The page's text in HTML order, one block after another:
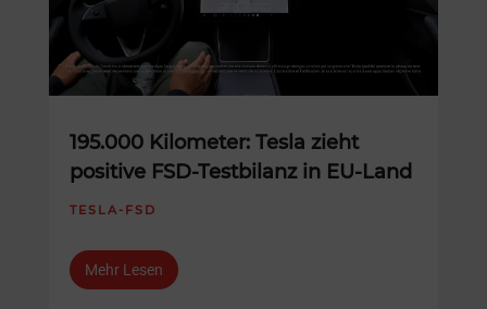
195.000 Kilometer: Tesla zieht
positive FSD-Testbilanz in EU-Land
TESLA-FSD
Mehr Lesen